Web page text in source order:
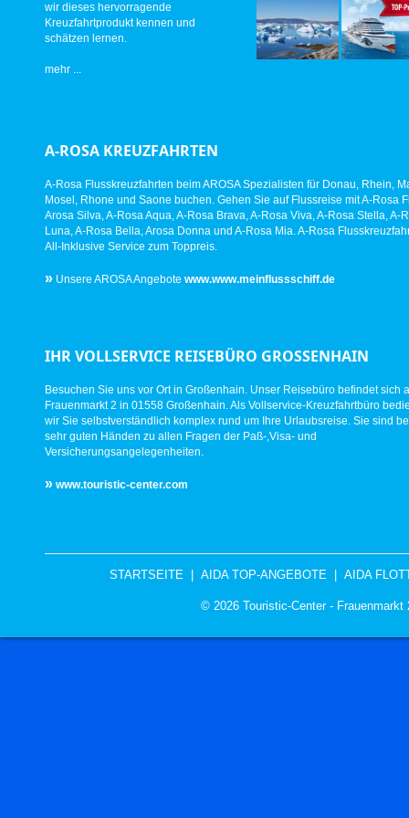
wir dieses hervorragende
Kreuzfahrtprodukt kennen und
schätzen lernen.
mehr ...
A-ROSA KREUZFAHRTEN
A-Rosa Flusskreuzfahrten beim AROSA Spezialisten für Donau, Rhein,
Mosel, Rhone und Saone buchen. Gehen Sie auf Flussreise mit A-Rosa
Arosa Silva, A-Rosa Aqua, A-Rosa Brava, A-Rosa Viva, A-Rosa Stella, A-
Luna, A-Rosa Bella, Arosa Donna und A-Rosa Mia. A-Rosa
All-Inklusive Service zum Toppreis.
» Unsere AROSA Angebote www.www.meinflussschiff.de
IHR VOLLSERVICE REISEBÜRO GROSSENHAIN
Besuchen Sie uns vor Ort in Großenhain. Unser Reisebüro befindet sich
Frauenmarkt 2 in 01558 Großenhain. Als Vollservice-Kreuzfahrtbüro
wir Sie selbstverständlich komplex rund um Ihre Urlaubsreise. Sie sind
sehr guten Händen zu allen Fragen der Paß-,Visa- und
Versicherungsangelegenheiten.
» www.touristic-center.com
STARTSEITE| AIDA TOP-ANGEBOTE| AIDA
© 2026 Touristic-Center -